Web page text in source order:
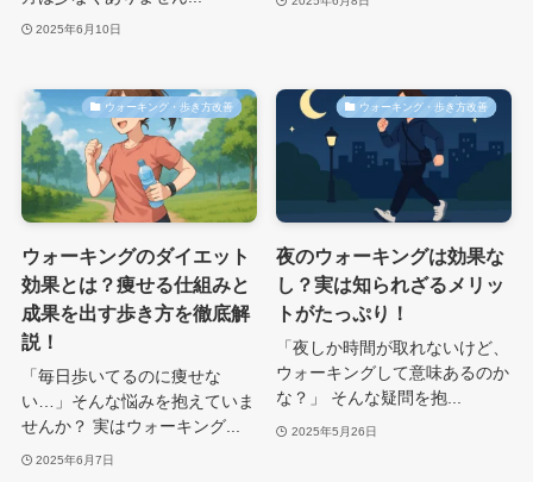
2025年6月10日
ウォーキング・歩き方改善
ウォーキングのダイエット
効果とは？痩せる仕組みと
成果を出す歩き方を徹底解
説！
「毎日歩いてるのに痩せな
い…」そんな悩みを抱えていま
せんか？ 実はウォーキング...
2025年6月7日
ウォーキング・歩き方改善
夜のウォーキングは効果な
し？実は知られざるメリッ
トがたっぷり！
「夜しか時間が取れないけど、
ウォーキングして意味あるのか
な？」 そんな疑問を抱...
2025年5月26日